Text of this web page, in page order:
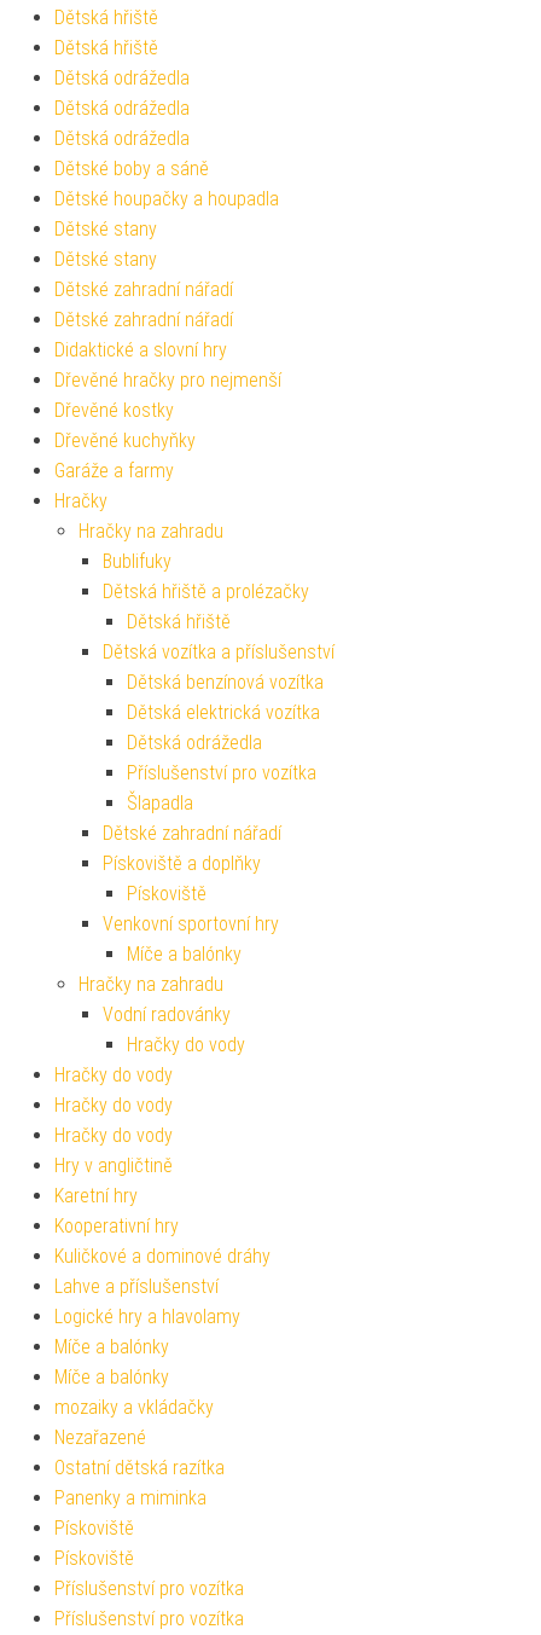
Dětská hřiště
Dětská hřiště
Dětská odrážedla
Dětská odrážedla
Dětská odrážedla
Dětské boby a sáně
Dětské houpačky a houpadla
Dětské stany
Dětské stany
Dětské zahradní nářadí
Dětské zahradní nářadí
Didaktické a slovní hry
Dřevěné hračky pro nejmenší
Dřevěné kostky
Dřevěné kuchyňky
Garáže a farmy
Hračky
Hračky na zahradu
Bublifuky
Dětská hřiště a prolézačky
Dětská hřiště
Dětská vozítka a příslušenství
Dětská benzínová vozítka
Dětská elektrická vozítka
Dětská odrážedla
Příslušenství pro vozítka
Šlapadla
Dětské zahradní nářadí
Pískoviště a doplňky
Pískoviště
Venkovní sportovní hry
Míče a balónky
Hračky na zahradu
Vodní radovánky
Hračky do vody
Hračky do vody
Hračky do vody
Hračky do vody
Hry v angličtině
Karetní hry
Kooperativní hry
Kuličkové a dominové dráhy
Lahve a příslušenství
Logické hry a hlavolamy
Míče a balónky
Míče a balónky
mozaiky a vkládačky
Nezařazené
Ostatní dětská razítka
Panenky a miminka
Pískoviště
Pískoviště
Příslušenství pro vozítka
Příslušenství pro vozítka